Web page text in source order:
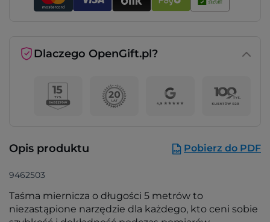
Dlaczego OpenGift.pl?
Opis produktu Pobierz do PDF
9462503
Taśma miernicza o długości 5 metrów to
niezastąpione narzędzie dla każdego, kto ceni sobie